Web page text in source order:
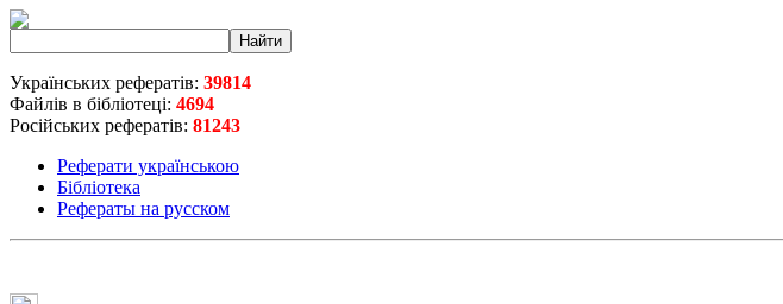
Українських рефератів: 39814
Файлів в бібліотеці: 4694
Російських рефератів: 81243
Реферати українською
Бібліотека
Рефераты на русском